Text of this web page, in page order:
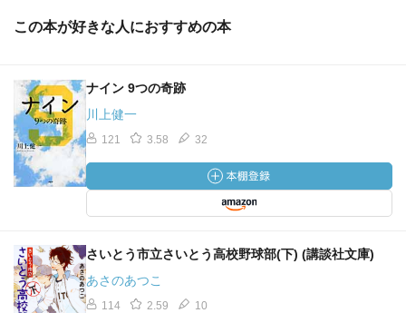
この本が好きな人におすすめの本
ナイン 9つの奇跡
川上健一
121 3.58 32
さいとう市立さいとう高校野球部(下) (講談社文庫)
あさのあつこ
114 2.59 10